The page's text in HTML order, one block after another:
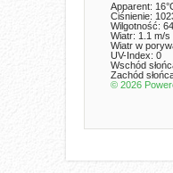
Apparent:
Ciśnienie:
Wilgotność:
Wiatr: 1.1 m/s
Wiatr w
UV-Index: 0
Wschód
Zachód
© 2026